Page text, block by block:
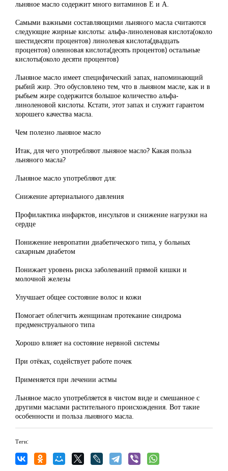
льняное масло содержит много витаминов Е и А.
Самыми важными составляющими льняного масла считаются
следующие жирные кислоты: альфа-линоленовая кислота(около
шестидесяти процентов) линолевая кислота(двадцать
процентов) олеиновая кислота(десять процентов) остальные
кислоты(около десяти процентов)
Льняное масло имеет специфический запах, напоминающий
рыбий жир. Это обусловлено тем, что в льняном масле, как и в
рыбьем жире содержится большое количество альфа-
линоленовой кислоты. Кстати, этот запах и служит гарантом
хорошего качества масла.
Чем полезно льняное масло
Итак, для чего употребляют льняное масло? Какая польза
льняного масла?
Льняное масло употребляют для:
Снижение артериального давления
Профилактика инфарктов, инсультов и снижение нагрузки на
сердце
Понижение невропатии диабетического типа, у больных
сахарным диабетом
Понижает уровень риска заболеваний прямой кишки и
молочной железы
Улучшает общее состояние волос и кожи
Помогает облегчить женщинам протекание синдрома
предменструального типа
Хорошо влияет на состояние нервной системы
При отёках, содействует работе почек
Применяется при лечении астмы
Льняное масло употребляется в чистом виде и смешанное с
другими маслами растительного происхождения. Вот такие
особенности и польза льняного масла.
Теги: